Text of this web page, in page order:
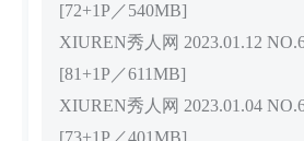
[72+1P／540MB]
XIUREN秀人网 2023.01.12
[81+1P／611MB]
XIUREN秀人网 2023.01.04